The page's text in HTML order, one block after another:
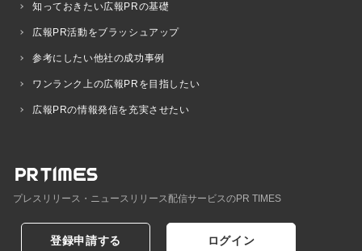
知っておきたい広報PRの基礎
広報PR活動をブラッシュアップ
参考にしたい他社の成功事例
ワンランク上の広報PRを目指したい
広報PRの情報発信を充実させたい
プレスリリース・ニュースリリース配信サービスのPR TIMES
登録申請する ログイン